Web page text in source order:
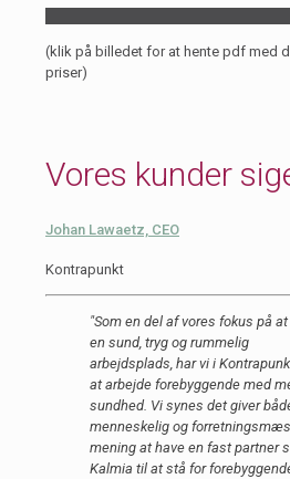
(klik på billedet for at hente pdf med
priser)
Vores kunder
Johan Lawaetz, CEO
Kontrapunkt
"Som en del af vores fokus på
en sund, tryg og rummelig
arbejdsplads, har vi i
at arbejde forebyggende med
sundhed. Vi synes det giver
menneskelig og
mening at have en fast partner
Kalmia til at stå for